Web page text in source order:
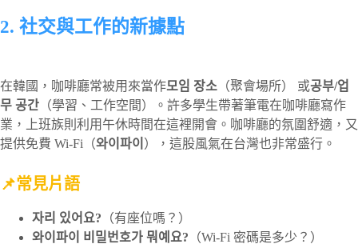
2. 社交與工作的新據點
在韓國，咖啡廳常被用來當作모임 장소 （聚會場所） 或공부/업
무 공간 （學習、工作空間）。許多學生帶著筆電在咖啡廳寫作
業，上班族則利用午休時間在這裡開會。咖啡廳的氛圍舒適，又
提供免費 Wi-Fi（와이파이 ），這股風氣在台灣也非常盛行。
📌常見片語
자리 있어요? （有座位嗎？）
와이파이 비밀번호가 뭐예요? （Wi-Fi 密碼是多少？）